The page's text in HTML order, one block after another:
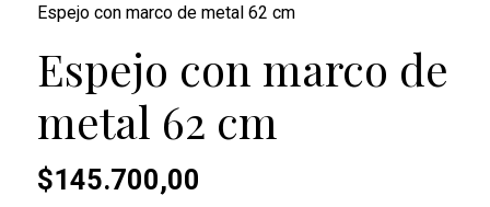
Espejo con marco de metal 62 cm
Espejo con marco de
metal 62 cm
$145.700,00